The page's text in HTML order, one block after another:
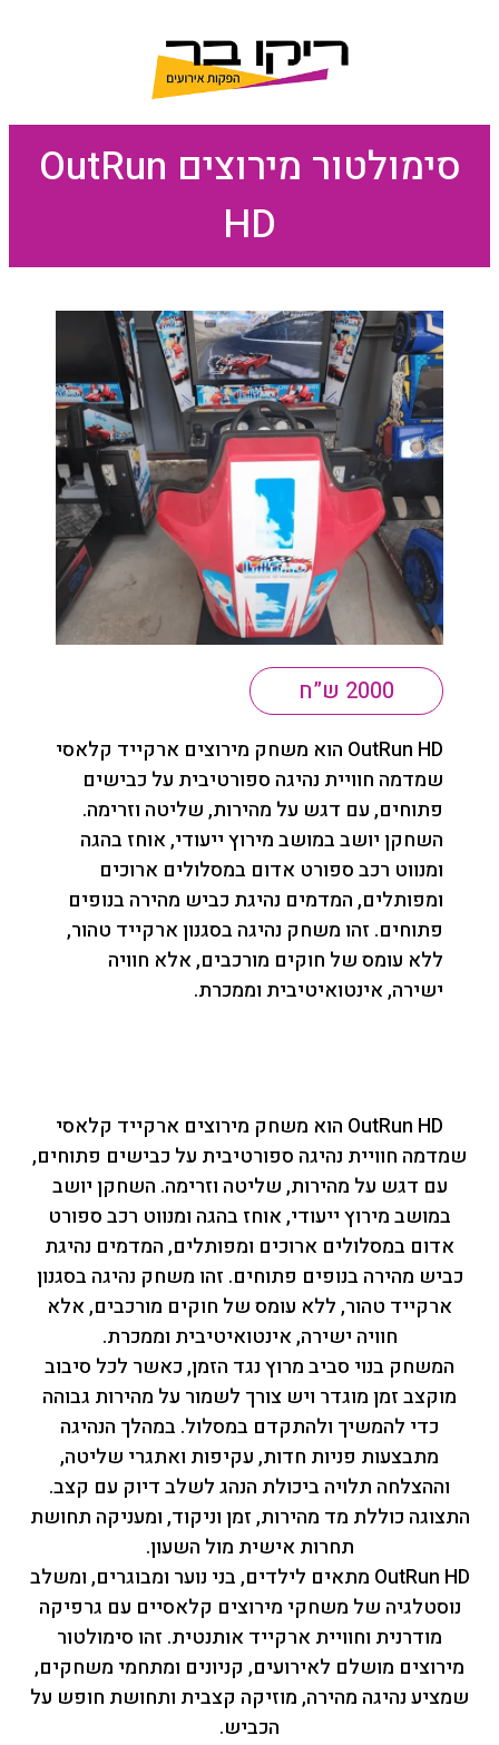
סימולטור מירוצים OutRun
HD
2000 ש”ח
OutRun HD הוא משחק מירוצים ארקייד קלאסי
שמדמה חוויית נהיגה ספורטיבית על כבישים
פתוחים, עם דגש על מהירות, שליטה וזרימה.
השחקן יושב במושב מירוץ ייעודי, אוחז בהגה
ומנווט רכב ספורט אדום במסלולים ארוכים
ומפותלים, המדמים נהיגת כביש מהירה בנופים
פתוחים. זהו משחק נהיגה בסגנון ארקייד טהור,
ללא עומס של חוקים מורכבים, אלא חוויה
ישירה, אינטואיטיבית וממכרת.
OutRun HD הוא משחק מירוצים ארקייד קלאסי
שמדמה חוויית נהיגה ספורטיבית על כבישים פתוחים,
עם דגש על מהירות, שליטה וזרימה. השחקן יושב
במושב מירוץ ייעודי, אוחז בהגה ומנווט רכב ספורט
אדום במסלולים ארוכים ומפותלים, המדמים נהיגת
כביש מהירה בנופים פתוחים. זהו משחק נהיגה בסגנון
ארקייד טהור, ללא עומס של חוקים מורכבים, אלא
חוויה ישירה, אינטואיטיבית וממכרת.
המשחק בנוי סביב מרוץ נגד הזמן, כאשר לכל סיבוב
מוקצב זמן מוגדר ויש צורך לשמור על מהירות גבוהה
כדי להמשיך ולהתקדם במסלול. במהלך הנהיגה
מתבצעות פניות חדות, עקיפות ואתגרי שליטה,
וההצלחה תלויה ביכולת הנהג לשלב דיוק עם קצב.
התצוגה כוללת מד מהירות, זמן וניקוד, ומעניקה תחושת
תחרות אישית מול השעון.
OutRun HD מתאים לילדים, בני נוער ומבוגרים, ומשלב
נוסטלגיה של משחקי מירוצים קלאסיים עם גרפיקה
מודרנית וחוויית ארקייד אותנטית. זהו סימולטור
מירוצים מושלם לאירועים, קניונים ומתחמי משחקים,
שמציע נהיגה מהירה, מוזיקה קצבית ותחושת חופש על
הכביש.